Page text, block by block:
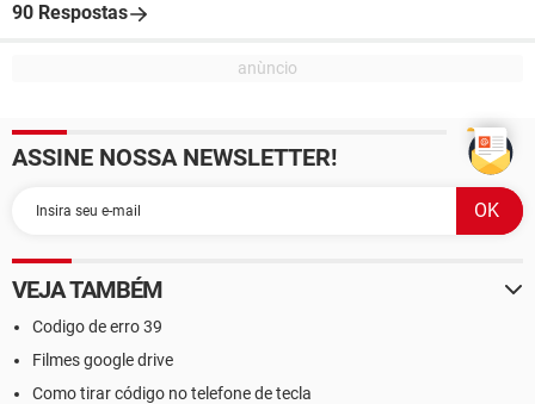
90 Respostas
ASSINE NOSSA NEWSLETTER!
VEJA TAMBÉM
Codigo de erro 39
Filmes google drive
Como tirar código no telefone de tecla